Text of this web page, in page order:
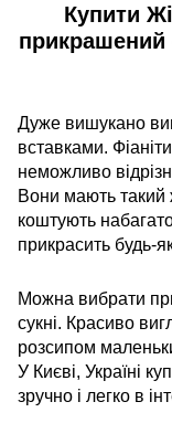
Купити
прикрашений
Дуже вишукано
вставками.
неможливо
Вони мають такий
коштують
прикрасить будь-
Можна вибрати
сукні. Красиво
розсипом
У Києві, Україні
зручно і легко в